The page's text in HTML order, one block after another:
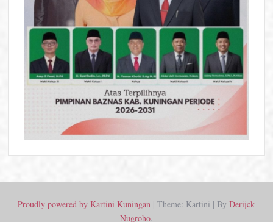
Proudly powered by Kartini Kuningan |Theme: Kartini | ByDerijck
Nugroho.